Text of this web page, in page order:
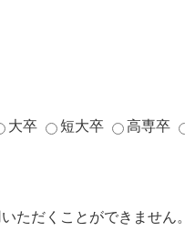
大卒 短大卒 高専卒
ただくことができません。